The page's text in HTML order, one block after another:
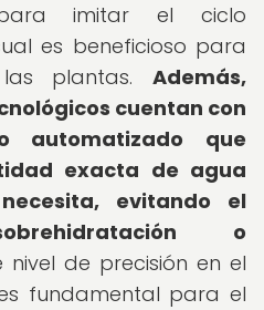
imitar el ciclo
es beneficioso para
plantas. Además,
cuentan con
automatizado que
exacta de agua
evitando el
o
nivel de precisión en el
fundamental para el